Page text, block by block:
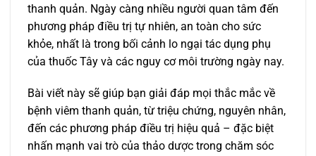
thanh quản. Ngày càng nhiều người quan tâm đến
phương pháp điều trị tự nhiên, an toàn cho sức
khỏe, nhất là trong bối cảnh lo ngại tác dụng phụ
của thuốc Tây và các nguy cơ môi trường ngày nay.
Bài viết này sẽ giúp bạn giải đáp mọi thắc mắc về
bệnh viêm thanh quản, từ triệu chứng, nguyên nhân,
đến các phương pháp điều trị hiệu quả – đặc biệt
nhấn mạnh vai trò của thảo dược trong chăm sóc